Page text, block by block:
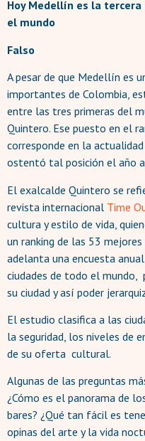
Hoy Medellín es la
el mundo
Falso
A pesar de que Medellín es
importantes de Colombia,
entre las tres primeras del
Quintero. Ese puesto en el
corresponde en la
ostentó tal posición el año
El exalcalde Quintero se
revista internacional Time
cultura y estilo de vida,
un ranking de las 53
adelanta una encuesta
ciudades de todo el mundo,
su ciudad y así poder
El estudio clasifica a las
la seguridad, los niveles de
de su oferta cultural.
Algunas de las preguntas
¿Cómo es el panorama de
bares? ¿Qué tan fácil es
opinas del arte y la vida